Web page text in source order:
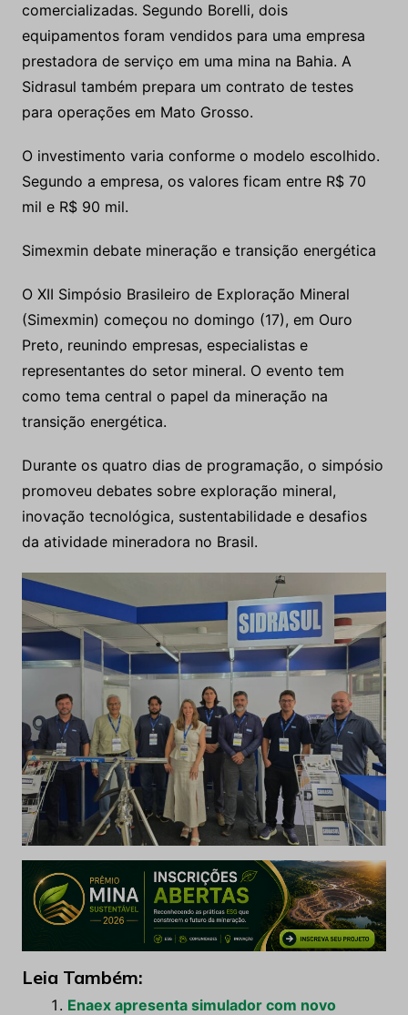
comercializadas. Segundo Borelli, dois
equipamentos foram vendidos para uma empresa
prestadora de serviço em uma mina na Bahia. A
Sidrasul também prepara um contrato de testes
para operações em Mato Grosso.
O investimento varia conforme o modelo escolhido.
Segundo a empresa, os valores ficam entre R$ 70
mil e R$ 90 mil.
Simexmin debate mineração e transição energética
O XII Simpósio Brasileiro de Exploração Mineral
(Simexmin) começou no domingo (17), em Ouro
Preto, reunindo empresas, especialistas e
representantes do setor mineral. O evento tem
como tema central o papel da mineração na
transição energética.
Durante os quatro dias de programação, o simpósio
promoveu debates sobre exploração mineral,
inovação tecnológica, sustentabilidade e desafios
da atividade mineradora no Brasil.
Leia Também:
Enaex apresenta simulador com novo